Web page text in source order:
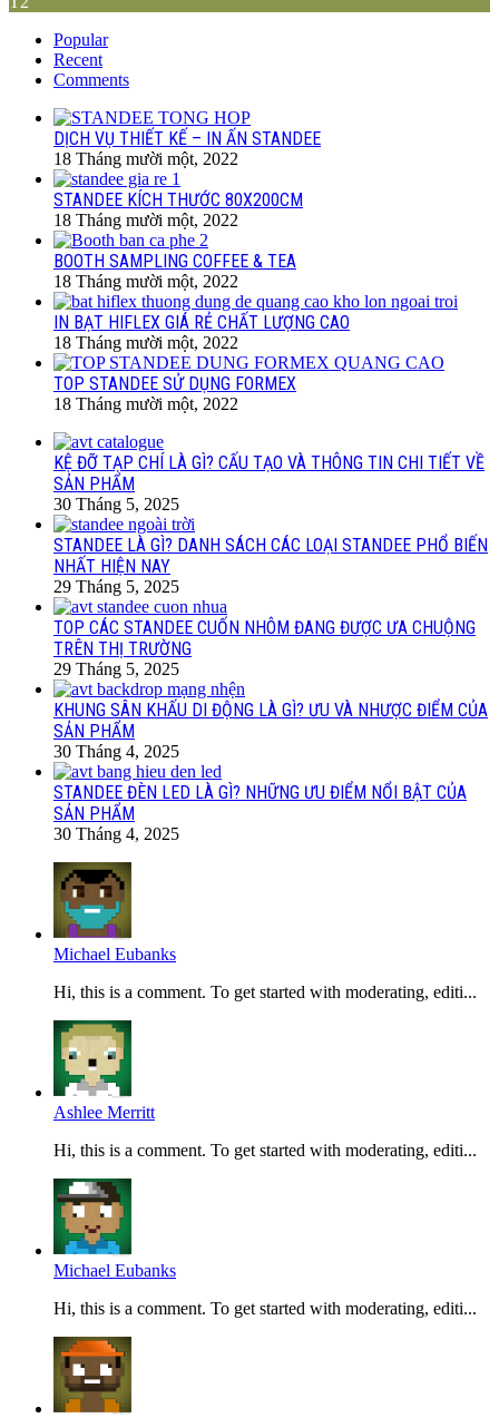
Popular
Recent
Comments
DỊCH VỤ THIẾT KẾ – IN ẤN STANDEE
18 Tháng mười một, 2022
STANDEE KÍCH THƯỚC 80X200CM
18 Tháng mười một, 2022
BOOTH SAMPLING COFFEE & TEA
18 Tháng mười một, 2022
IN BẠT HIFLEX GIÁ RẺ CHẤT LƯỢNG CAO
18 Tháng mười một, 2022
TOP STANDEE SỬ DỤNG FORMEX
18 Tháng mười một, 2022
KỆ ĐỠ TẠP CHÍ LÀ GÌ? CẤU TẠO VÀ THÔNG TIN CHI TIẾT VỀ
SẢN PHẨM
30 Tháng 5, 2025
STANDEE LÀ GÌ? DANH SÁCH CÁC LOẠI STANDEE PHỔ BIẾN
NHẤT HIỆN NAY
29 Tháng 5, 2025
TOP CÁC STANDEE CUỐN NHÔM ĐANG ĐƯỢC ƯA CHUỘNG
TRÊN THỊ TRƯỜNG
29 Tháng 5, 2025
KHUNG SÂN KHẤU DI ĐỘNG LÀ GÌ? ƯU VÀ NHƯỢC ĐIỂM CỦA
SẢN PHẨM
30 Tháng 4, 2025
STANDEE ĐÈN LED LÀ GÌ? NHỮNG ƯU ĐIỂM NỔI BẬT CỦA
SẢN PHẨM
30 Tháng 4, 2025
Michael Eubanks
Hi, this is a comment. To get started with moderating, editi...
Ashlee Merritt
Hi, this is a comment. To get started with moderating, editi...
Michael Eubanks
Hi, this is a comment. To get started with moderating, editi...